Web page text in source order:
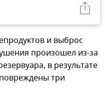
и выброс
произошел из-за
в результате
три